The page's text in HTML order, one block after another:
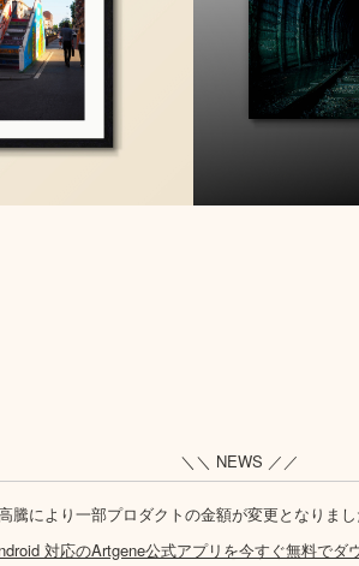
＼＼ NEWS ／／
騰により一部プロダクトの金額が変更となりま
対応のArtgene公式アプリを今すぐ無料でダ